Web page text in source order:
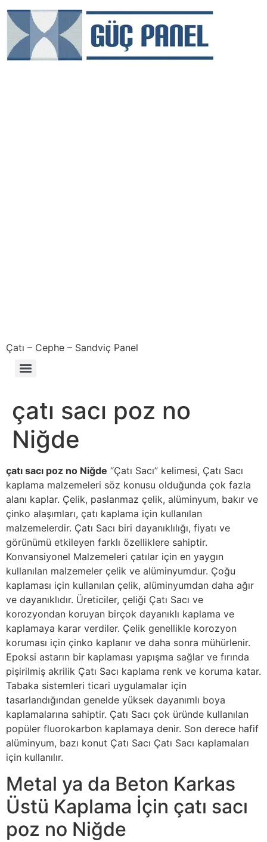
Çatı – Cephe – Sandviç Panel
çatı sacı poz no
Niğde
çatı sacı poz no Niğde “Çatı Sacı” kelimesi, Çatı Sacı
kaplama malzemeleri söz konusu olduğunda çok fazla
alanı kaplar. Çelik, paslanmaz çelik, alüminyum, bakır ve
çinko alaşımları, çatı kaplama için kullanılan
malzemelerdir. Çatı Sacı biri dayanıklılığı, fiyatı ve
görünümü etkileyen farklı özelliklere sahiptir.
Konvansiyonel Malzemeleri çatılar için en yaygın
kullanılan malzemeler çelik ve alüminyumdur. Çoğu
kaplaması için kullanılan çelik, alüminyumdan daha ağır
ve dayanıklıdır. Üreticiler, çeliği Çatı Sacı ve
korozyondan koruyan birçok dayanıklı kaplama ve
kaplamaya karar verdiler. Çelik genellikle korozyon
koruması için çinko kaplanır ve daha sonra mühürlenir.
Epoksi astarın bir kaplaması yapışma sağlar ve fırında
pişirilmiş akrilik Çatı Sacı kaplama renk ve koruma katar.
Tabaka sistemleri ticari uygulamalar için
tasarlandığından genelde yüksek dayanımlı boya
kaplamalarına sahiptir. Çatı Sacı çok üründe kullanılan
popüler fluorokarbon kaplamaya denir. Son derece hafif
alüminyum, bazı konut Çatı Sacı Çatı Sacı kaplamaları
için kullanılır.
Metal ya da Beton Karkas
Üstü Kaplama İçin çatı sacı
poz no Niğde